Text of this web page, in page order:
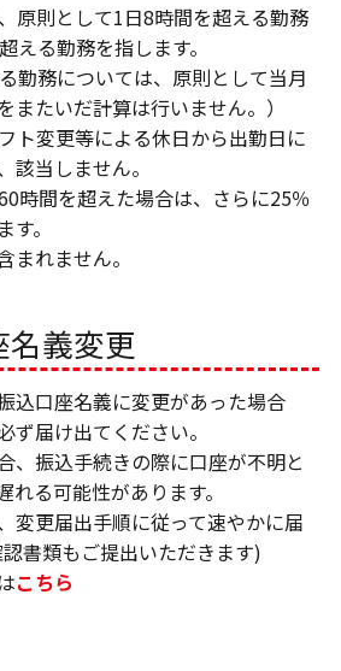
原則として1日8時間を超える勤務
える勤務を指します。
勤務については、原則として当月
またいだ計算は行いません。）
ト変更等による休日から出勤日に
該当しません。
時間を超えた場合は、さらに25％
。
まれません。
義変更
込口座名義に変更があった場合
ず届け出てください。
、振込手続きの際に口座が不明と
る可能性があります。
変更届出手順に従って速やかに届
書類もご提出いただきます)
こちら